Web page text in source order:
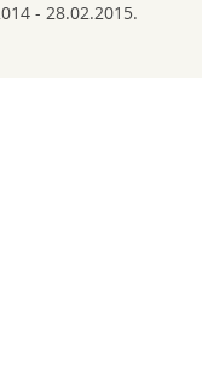
- 28.02.2015.